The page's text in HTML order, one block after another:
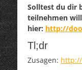
Solltest du dir
teilnehmen
hier: http://
Tl;dr
Zusagen: